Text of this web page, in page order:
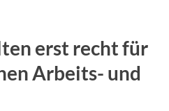
erst recht für
Arbeits- und